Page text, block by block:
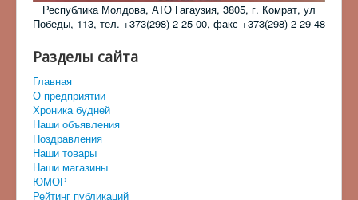
Республика Молдова, АТО Гагаузия, 3805, г. Комрат, ул
Победы, 113, тел. +373(298) 2-25-00, факс +373(298) 2-29-48
Разделы сайта
Главная
О предприятии
Хроника будней
Наши объявления
Поздравления
Наши товары
Наши магазины
ЮМОР
Рейтинг публикаций